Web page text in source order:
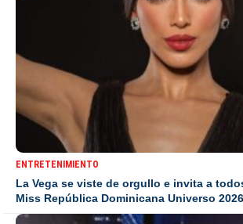
ENTRETENIMIENTO
La Vega se viste de orgullo e invita a
Miss República Dominicana Universo 2026